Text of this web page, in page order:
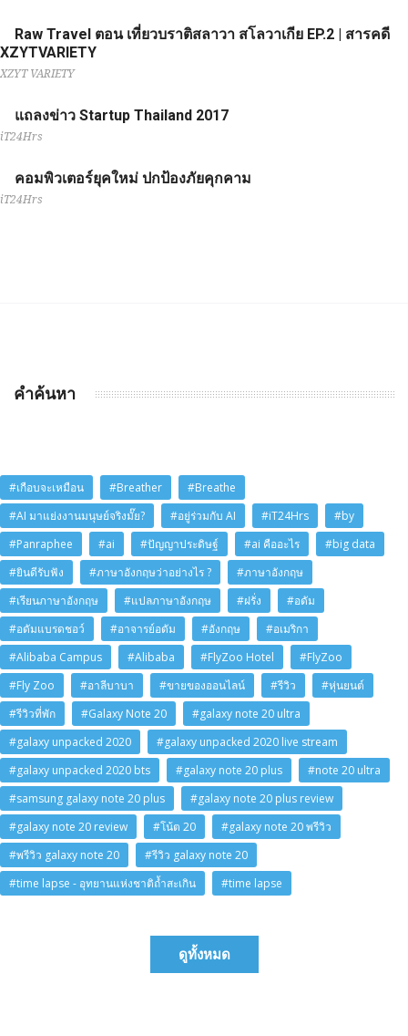
Raw Travel ตอน เที่ยวบราติสลาวา สโลวาเกีย EP.2 | สารคดี
XZYTVARIETY
XZYT VARIETY
แถลงข่าว Startup Thailand 2017
iT24Hrs
คอมพิวเตอร์ยุคใหม่ ปกป้องภัยคุกคาม
iT24Hrs
คำค้นหา
#เกือบจะเหมือน #Breather
#Breathe
#AI มาแย่งงานมนุษย์จริงมั๊ย?
#อยู่ร่วมกับ AI #iT24Hrs
#by
#Panraphee
#ai #ปัญญาประดิษฐ์ #ai คืออะไร
#big data
#ยินดีรับฟัง
#ภาษาอังกฤษว่าอย่างไร ?
#ภาษาอังกฤษ
#เรียนภาษาอังกฤษ
#แปลภาษาอังกฤษ #ฝรั่ง
#อดัม
#อดัมแบรดชอว์
#อาจารย์อดัม #อังกฤษ
#อเมริกา
#Alibaba Campus
#Alibaba #FlyZoo Hotel
#FlyZoo
#Fly Zoo
#อาลีบาบา #ขายของออนไลน์ #รีวิว
#หุ่นยนต์
#รีวิวที่พัก
#Galaxy Note 20
#galaxy note 20 ultra
#galaxy unpacked 2020
#galaxy unpacked 2020 live stream
#galaxy unpacked 2020 bts
#galaxy note 20 plus
#note 20 ultra
#samsung galaxy note 20 plus
#galaxy note 20 plus review
#galaxy note 20 review
#โน้ต 20
#galaxy note 20 พรีวิว
#พรีวิว galaxy note 20
#รีวิว galaxy note 20
#time lapse - อุทยานแห่งชาติถ้ำสะเกิน
#time lapse
ดูทั้งหมด